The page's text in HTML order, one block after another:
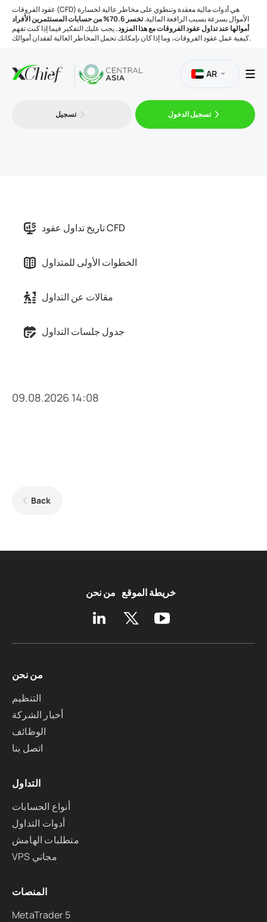
عقود الفروقات (CFD) هي أدوات مالية معقدة وتنطوي على مخاطر عالية لخسارة
الأموال بسرعة بسبب الرافعة المالية.
تخسر 70.6% من حسابات المستثمرين الأفراد
أموالها عند تداول عقود الفروقات مع هذا المزود.يجب عليك التفكير فيما إذا كنت تفهم
كيفية عمل عقود الفروقات، وما إذا كان بإمكانك تحمل المخاطر العالية لفقدان أموالك.
الشركة
AR
تسجيل تسجيل الدخول
تاريخ تداول عقود CFD
الخطوات الأولى للمتداول
مقالات عن التداول
جدول جلسات التداول
09.08.2026 14:08
Back
من نحن خريطة الموقع
من نحن
التنظيم
أخبار الشركة
الوظائف
اتصل بنا
التداول
أنواع الحسابات
أدوات التداول
متطلبات الهامش
VPS مجاني
المنصات
MetaTrader 5